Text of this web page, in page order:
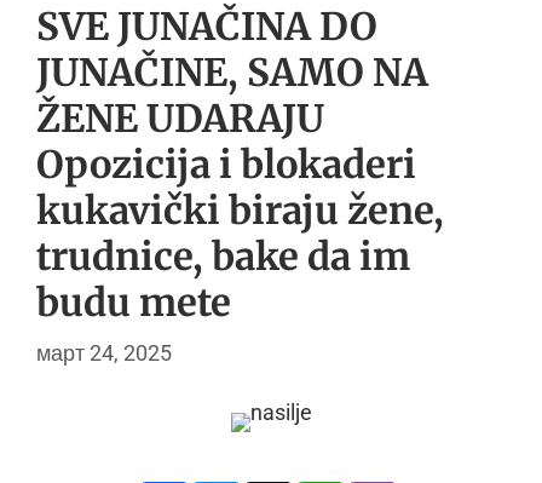
SVE JUNAČINA DO
JUNAČINE, SAMO NA
ŽENE UDARAJU
Opozicija i blokaderi
kukavički biraju žene,
trudnice, bake da im
budu mete
март 24, 2025